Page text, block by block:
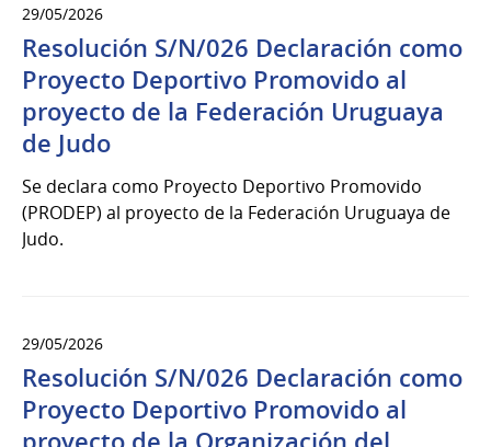
29/05/2026
Resolución S/N/026 Declaración como
Proyecto Deportivo Promovido al
proyecto de la Federación Uruguaya
de Judo
Se declara como Proyecto Deportivo Promovido
(PRODEP) al proyecto de la Federación Uruguaya de
Judo.
29/05/2026
Resolución S/N/026 Declaración como
Proyecto Deportivo Promovido al